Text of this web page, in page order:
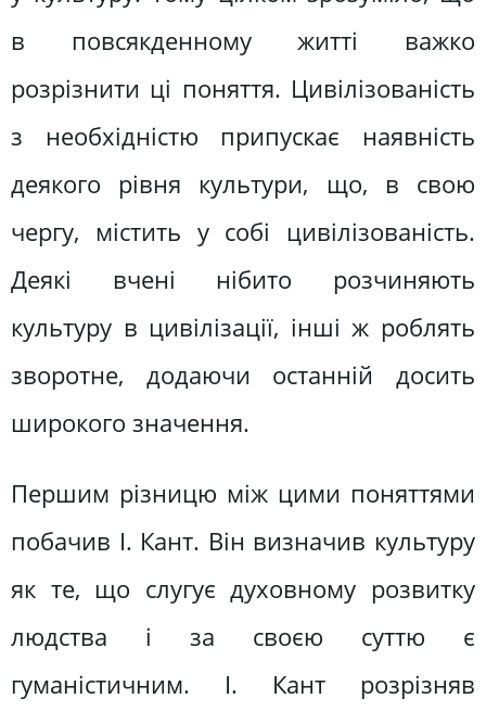
в повсякденному житті важко
розрізнити ці поняття. Цивілізованість
з необхідністю припускає наявність
деякого рівня культури, що, в свою
чергу, містить у собі цивілізованість.
Деякі вчені нібито розчиняють
культуру в цивілізації, інші ж роблять
зворотне, додаючи останній досить
широкого значення.
Першим різницю між цими поняттями
побачив І. Кант. Він визначив культуру
як те, що слугує духовному розвитку
людства і за своєю суттю є
гуманістичним. І. Кант розрізняв